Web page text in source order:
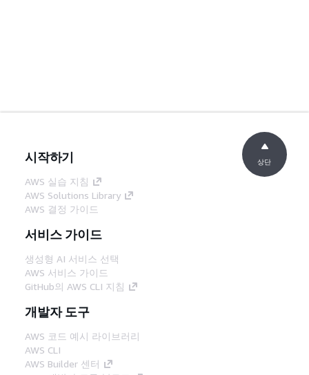
시작하기
AWS 실습 지침
AWS Solutions Library
AWS 결정 가이드
서비스 가이드
생성형 AI 서비스 선택
AWS 서비스 가이드
GitHub의 AWS CLI 지침
개발자 도구
AWS 코드 예시 라이브러리
AWS CLI
AWS Builder 센터
상단